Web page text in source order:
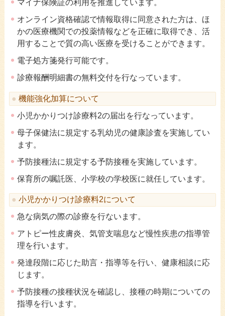
マイナ保険証の利用を推進しています。
オンライン資格確認で情報取得に同意された方は、ほ
かの医療機関での投薬情報などを正確に取得でき、活
用することで質の高い医療を受けることができます。
電子処方箋発行可能です。
診療報酬明細書の無料交付を行なっています。
機能強化加算について
小児かかりつけ診療料2の届出を行なっています。
母子保健法に規定する乳幼児の健康診査を実施してい
ます。
予防接種法に規定する予防接種を実施しています。
保育所の嘱託医、小学校の学校医に就任しています。
小児かかりつけ診療料2について
急な病気の際の診療を行ないます。
アトピー性皮膚炎、気管支喘息など慢性疾患の指導管
理を行います。
発達段階に応じた助言・指導等を行い、健康相談に応
じます。
予防接種の接種状況を確認し、接種の時期についての
指導を行います。